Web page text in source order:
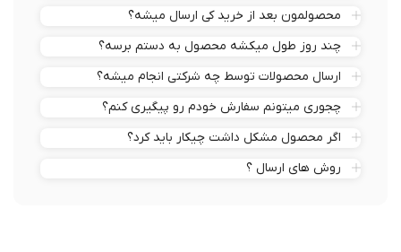
محصولمون بعد از خرید کی ارسال میشه؟
چند روز طول میکشه محصول به دستم برسه؟
ارسال محصولات توسط چه شرکتی انجام میشه؟
چجوری میتونم سفارش خودم رو پیگیری کنم؟
اگر محصول مشکل داشت چیکار باید کرد؟
روش های ارسال ؟